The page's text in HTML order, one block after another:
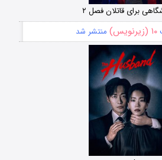
برای قاتلان فصل ۲
۱۰ (زیرنویس) منتشر شد